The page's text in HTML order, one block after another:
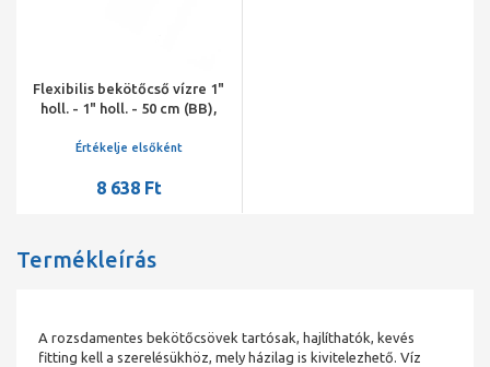
Flexibilis bekötőcső vízre 1"
holl. - 1" holl. - 50 cm (BB),
Értékelje elsőként
8 638 Ft
Termékleírás
A rozsdamentes bekötőcsövek tartósak, hajlíthatók, kevés
fitting kell a szerelésükhöz, mely házilag is kivitelezhető. Víz